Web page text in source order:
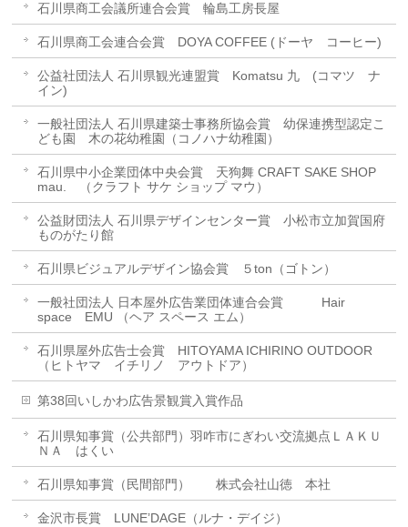
石川県商工会議所連合会賞 輪島工房長屋
石川県商工会連合会賞 DOYA COFFEE (ドーヤ コーヒー)
公益社団法人 石川県観光連盟賞 Komatsu 九 (コマツ ナ
イン)
一般社団法人 石川県建築士事務所協会賞 幼保連携型認定こ
ども園 木の花幼稚園（コノハナ幼稚園）
石川県中小企業団体中央会賞 天狗舞 CRAFT SAKE SHOP
mau. （クラフト サケ ショップ マウ）
公益財団法人 石川県デザインセンター賞 小松市立加賀国府
ものがたり館
石川県ビジュアルデザイン協会賞 ５ton（ゴトン）
一般社団法人 日本屋外広告業団体連合会賞 Hair
space EMU （ヘア スペース エム）
石川県屋外広告士会賞 HITOYAMA ICHIRINO OUTDOOR
（ヒトヤマ イチリノ アウトドア）
第38回いしかわ広告景観賞入賞作品
石川県知事賞（公共部門）羽咋市にぎわい交流拠点ＬＡＫＵ
ＮＡ はくい
石川県知事賞（民間部門） 株式会社山徳 本社
金沢市長賞 LUNE’DAGE（ルナ・デイジ）